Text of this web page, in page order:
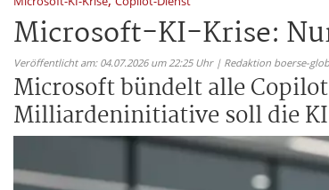
Microsoft-KI-Krise:
Veröffentlicht am: 04.07.2026 um 22:25 Uhr | Redaktion boerse-
Microsoft bündelt alle
Milliardeninitiative soll die